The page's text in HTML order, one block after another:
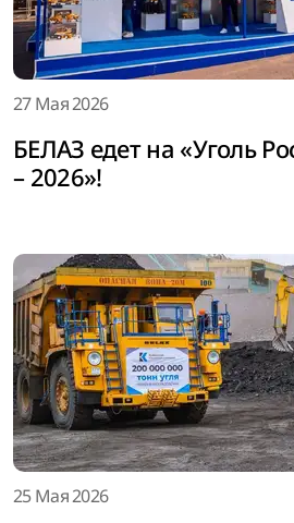
27 Мая 2026
БЕЛАЗ едет на «Уголь
– 2026»!
25 Мая 2026